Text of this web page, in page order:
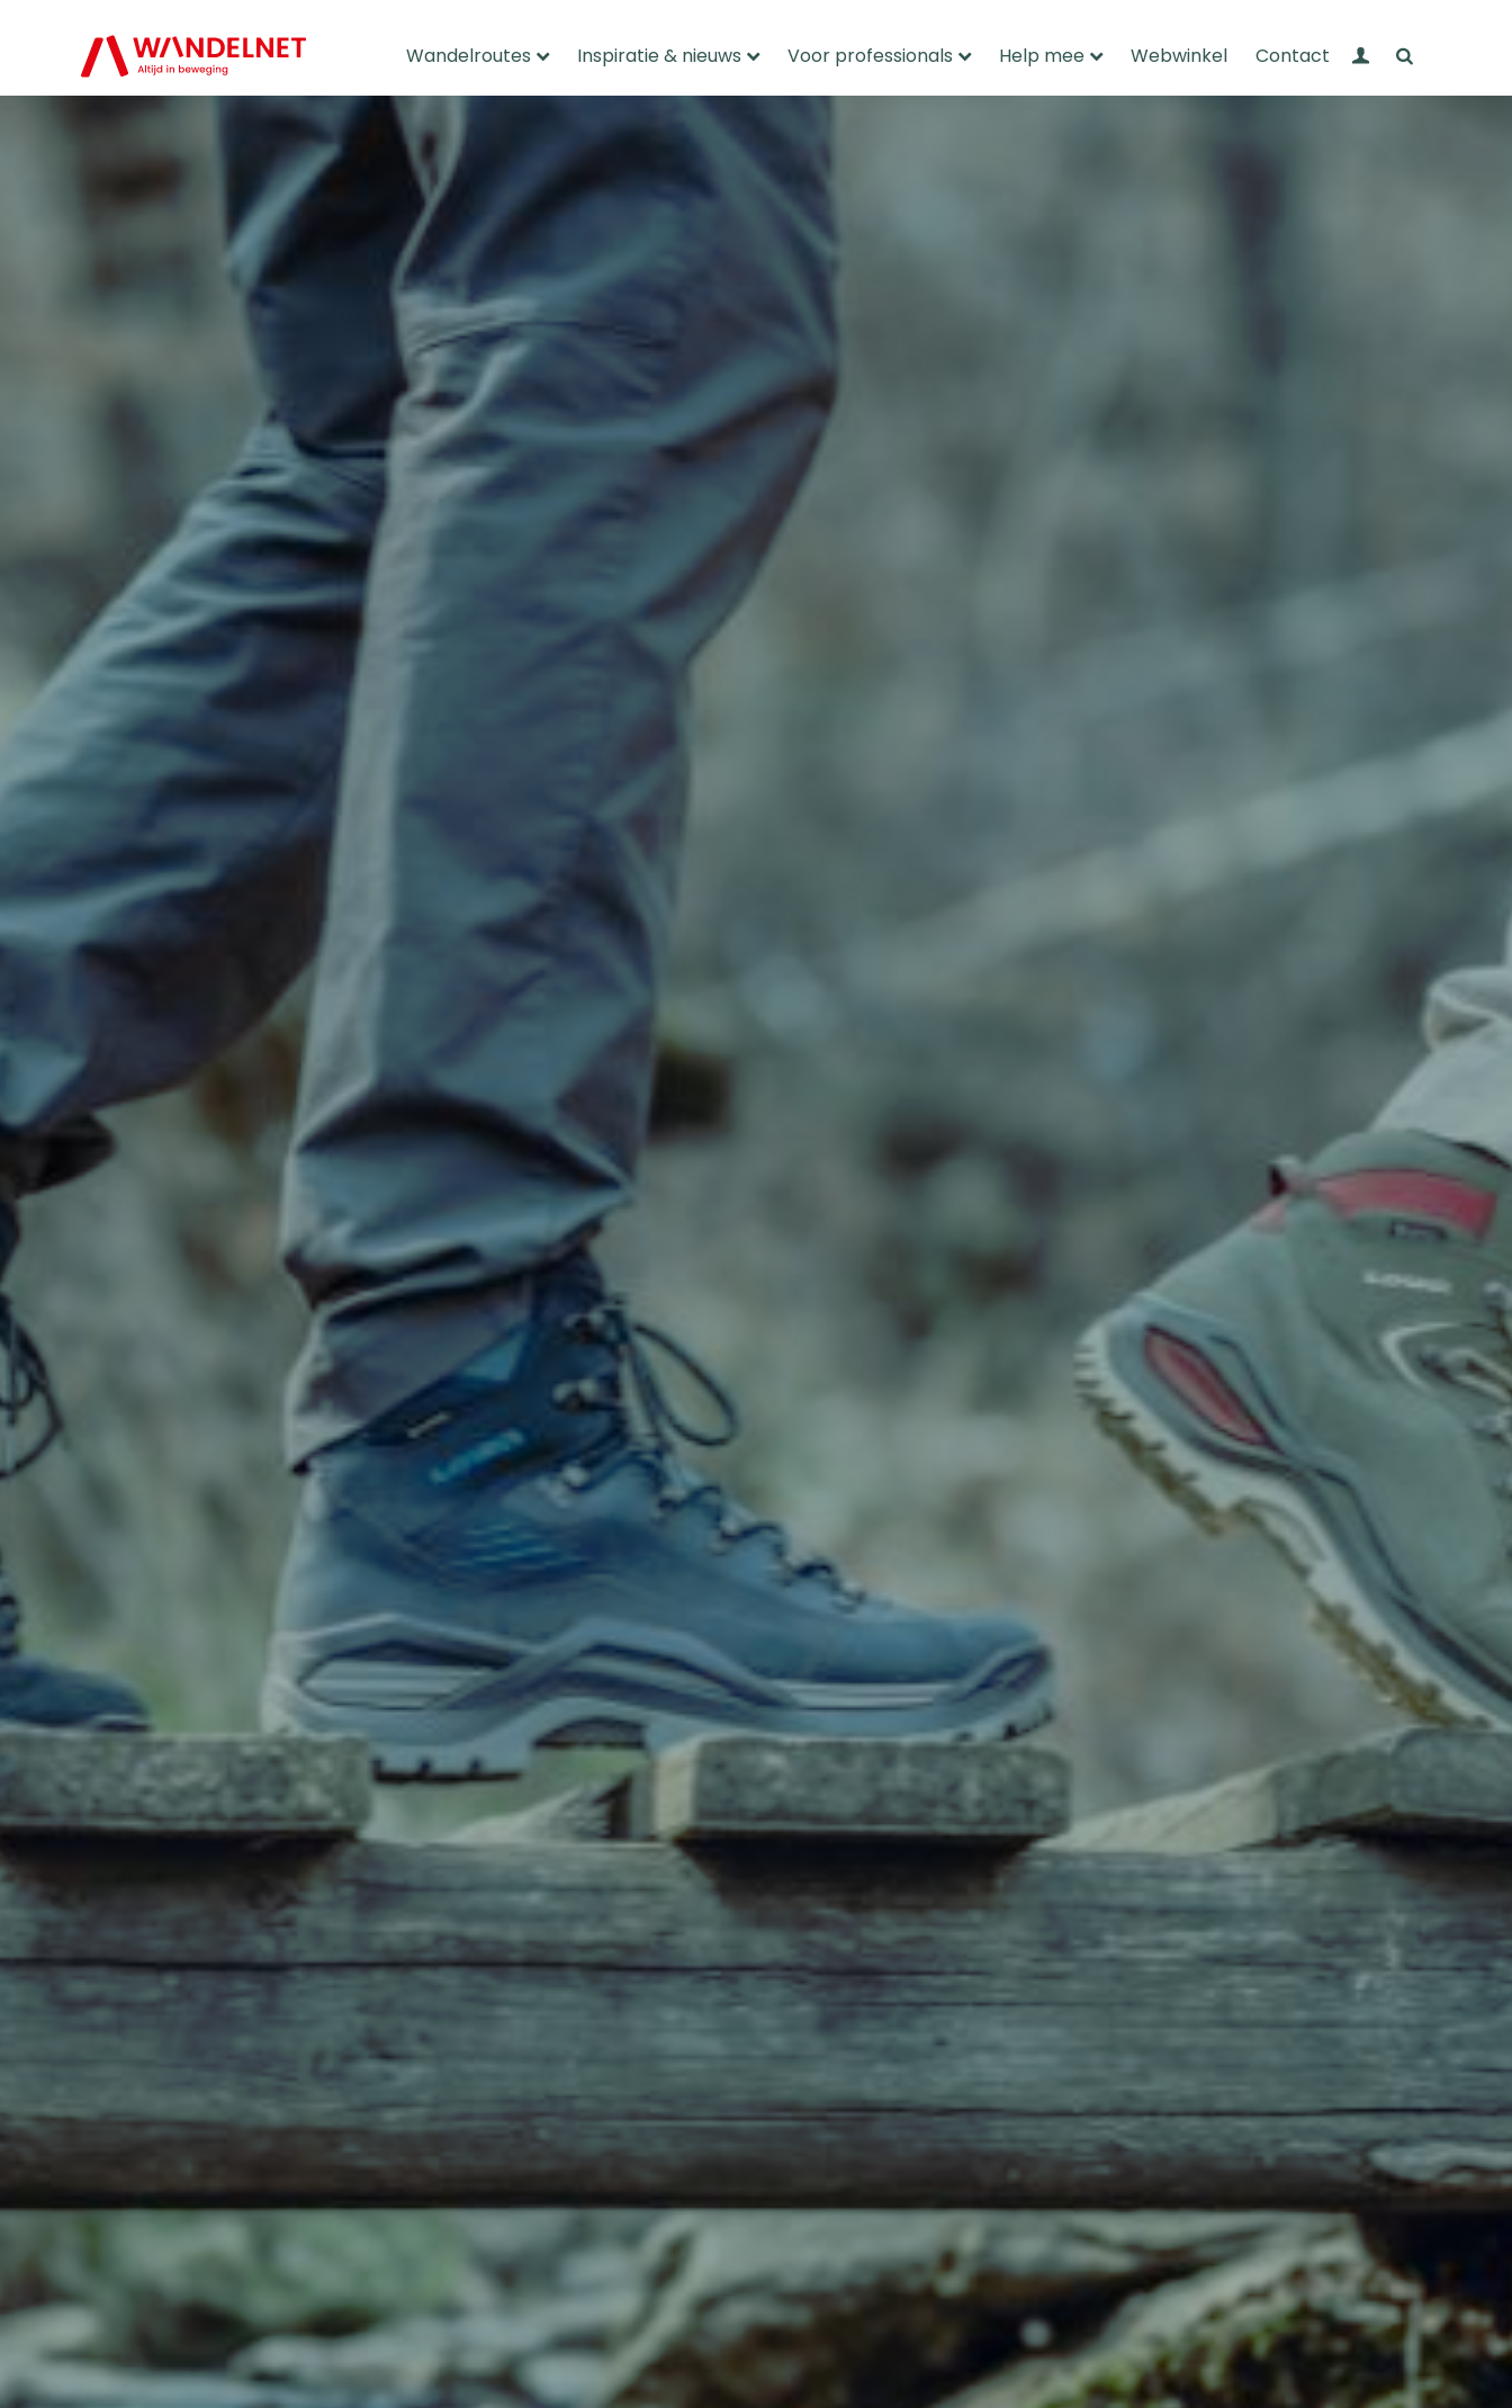
Wandelroutes Inspiratie & nieuws Voor professionals Help mee Webwinkel Contact Mijn Wandelnet